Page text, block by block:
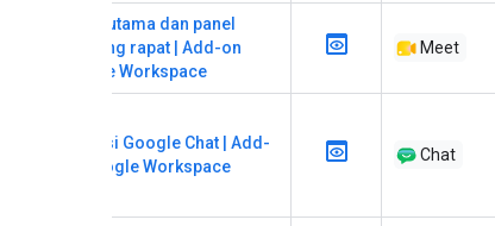
Tahap utama dan panel
samping rapat | Add-on
Google Workspace
Meet
Aplikasi Google Chat | Add-
on Google Workspace
Chat